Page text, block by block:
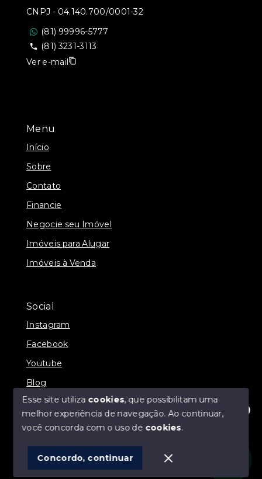
Olá! Estamos disponíveis para te ajudar.
Menu
Início
Sobre
Contato
Financie
Negocie seu Imóvel
Imóveis para Alugar
Imóveis à Venda
Social
Instagram
Facebook
Youtube
Blog
© Copyright 2026 - Direct Imóveis - Todos os direitos
SITE PARA IMOBILIARIA
CNPJ - 04.140.700/0001-32
(81) 99996-5777
(81) 3231-3113
Ver e-mail
Esse site utiliza cookies, que possibilitam uma
melhor experiência de navegação.Ao continuar,
você concorda com o uso de cookies.
Concordo, continuar